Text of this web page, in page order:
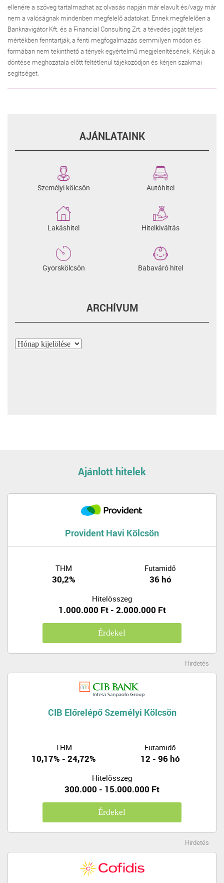
ellenére a szöveg tartalmazhat az olvasás napján már elavult és/vagy már
nem a valóságnak mindenben megfelelő adatokat. Ennek megfelelően a
Banknavigátor Kft. és a Financial Consulting Zrt. a tévedés jogát teljes
mértékben fenntartják, a fenti megfogalmazás semmilyen módon és
formában nem tekinthető a tények egyértelmű megjelenítésének. Kérjük a
döntése meghozatala előtt feltétlenül tájékozódjon és kérjen szakmai
segítséget.
AJÁNLATAINK
Személyi kölcsön Autóhitel
Lakáshitel Hitelkiváltás
Gyorskölcsön Babaváró hitel
ARCHÍVUM
Archívum
Ajánlott hitelek
Provident Havi Kölcsön
THM
30,2%
Futamidő
36 hó
Hitelösszeg
1.000.000 Ft - 2.000.000 Ft
Érdekel
Hirdetés
CIB Előrelépő Személyi Kölcsön
THM
10,17% - 24,72%
Futamidő
12 - 96 hó
Hitelösszeg
300.000 - 15.000.000 Ft
Érdekel
Hirdetés